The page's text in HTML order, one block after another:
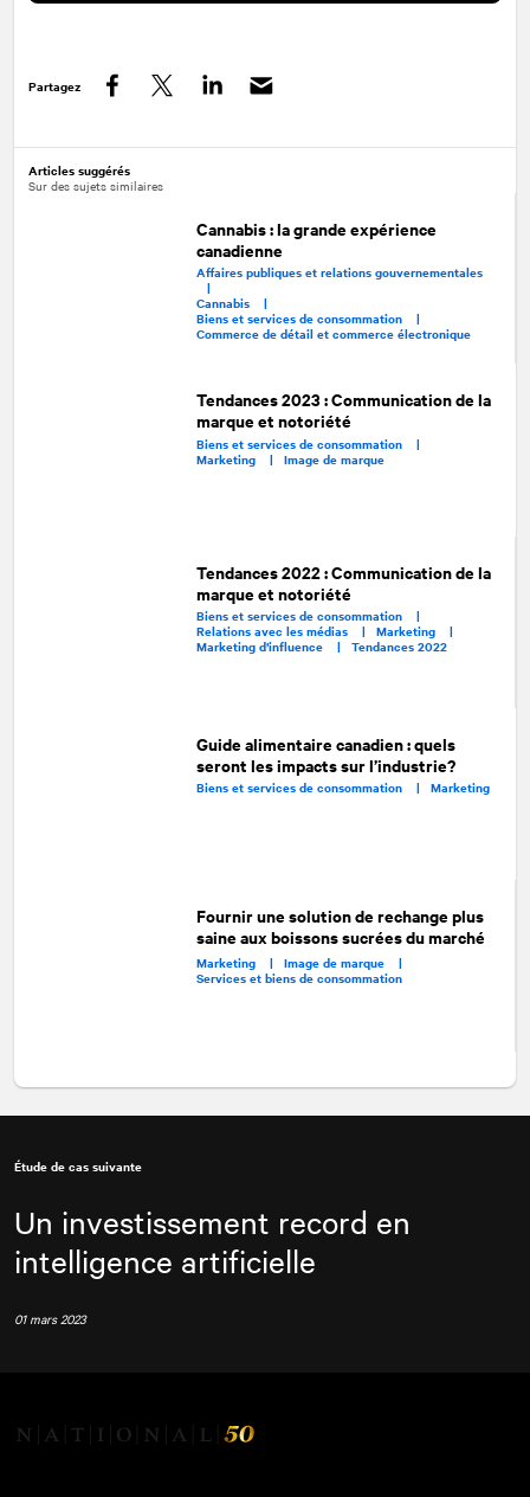
Partagez
Articles suggérés
Sur des sujets similaires
Cannabis : la grande expérience
canadienne
Affaires publiques et relations gouvernementales
|
Cannabis |
Biens et services de consommation |
Commerce de détail et commerce électronique
Tendances 2023 : Communication de la
marque et notoriété
Biens et services de consommation |
Marketing |Image de marque
Tendances 2022 : Communication de la
marque et notoriété
Biens et services de consommation |
Relations avec les médias | Marketing |
Marketing d’influence | Tendances 2022
Guide alimentaire canadien : quels
seront les impacts sur l’industrie?
Biens et services de consommation |Marketing
Fournir une solution de rechange plus
saine aux boissons sucrées du marché
Marketing | Image de marque |
Services et biens de consommation
Étude de cas suivante
Un investissement record en
intelligence artificielle
01 mars 2023